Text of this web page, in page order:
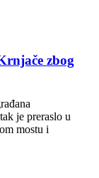
zbog
je preraslo u
mostu i